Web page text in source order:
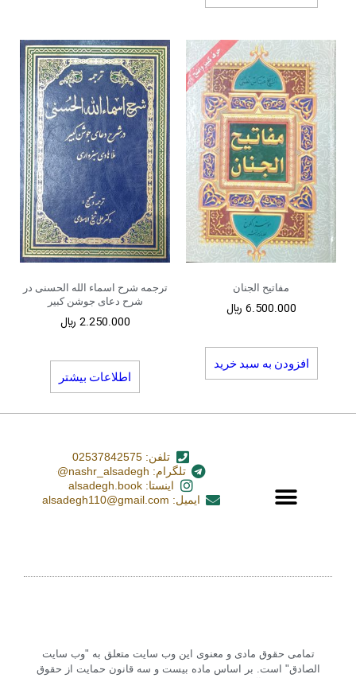
مفاتیح الجنان
6.500.000 ﷼
افزودن به سبد خرید
ترجمه شرح اسماء الله الحسنی در
شرح دعای جوشن کبیر
2.250.000 ﷼
اطلاعات بیشتر
تلفن: 02537842575
تلگرام: nashr_alsadegh@
اینستا: alsadegh.book
ایمیل: alsadegh110@gmail.com
تمامی حقوق مادی و معنوی این وب سایت متعلق به "وب سایت
الصادق" است. بر اساس ماده بیست و سه قانون حمایت از حقوق